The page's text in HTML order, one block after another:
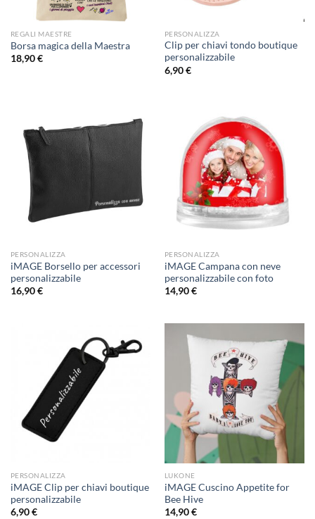
REGALI MAESTRE
Borsa magica della Maestra
18,90€
PERSONALIZZA
Clip per chiavi tondo boutique
personalizzabile
6,90€
PERSONALIZZA
iMAGE Borsello per accessori
personalizzabile
16,90€
PERSONALIZZA
iMAGE Campana con neve
personalizzabile con foto
14,90€
PERSONALIZZA
iMAGE Clip per chiavi boutique
personalizzabile
6,90€
LUKONE
iMAGE Cuscino Appetite for
Bee Hive
14,90€